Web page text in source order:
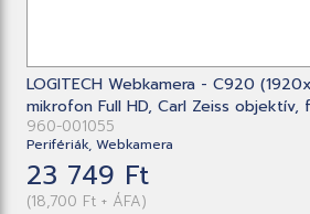
LOGITECH Webkamera - C920
mikrofon Full HD, Carl Zeiss objektív,
960-001055
Perifériák, Webkamera
23 749 Ft
(18,700 Ft + ÁFA)